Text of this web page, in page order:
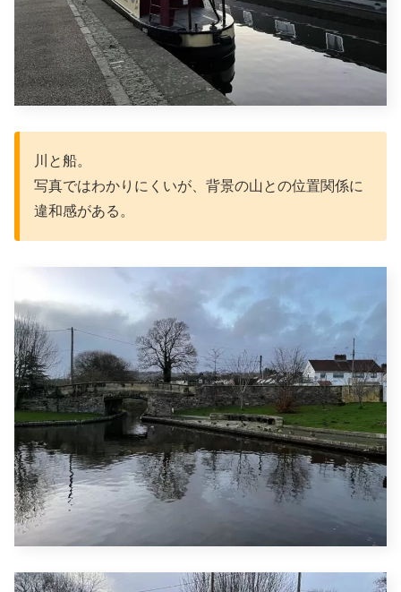
川と船。
写真ではわかりにくいが、背景の山との位置関係に
違和感がある。